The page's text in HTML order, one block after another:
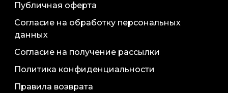
Публичная оферта
Согласие на обработку персональных
данных
Согласие на получение рассылки
Политика конфиденциальности
Правила возврата